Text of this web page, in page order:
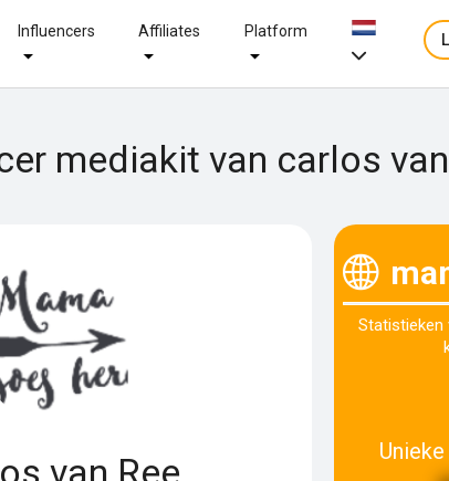
Influencers Affiliates Platform
mediakit van carlos
van Ree